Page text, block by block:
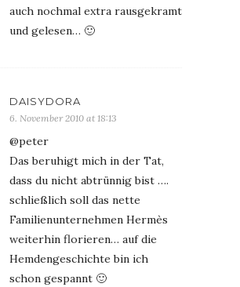
auch nochmal extra rausgekramt
und gelesen… 🙂
DAISYDORA
6. November 2010 at 18:13
@peter
Das beruhigt mich in der Tat,
dass du nicht abtrünnig bist ….
schließlich soll das nette
Familienunternehmen Hermès
weiterhin florieren… auf die
Hemdengeschichte bin ich
schon gespannt 🙂